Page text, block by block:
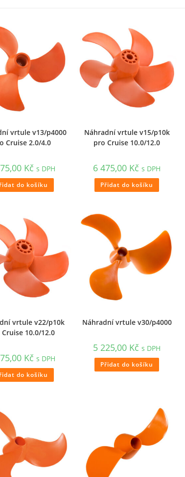
vrtule v13/p4000
Cruise 2.0/4.0
Kč s DPH
do košíku
Náhradní vrtule v15/p10k
pro Cruise 10.0/12.0
6 475,00 Kč s DPH
Přidat do košíku
vrtule v22/p10k
10.0/12.0
Kč s DPH
do košíku
Náhradní vrtule v30/p4000
5 225,00 Kč s DPH
Přidat do košíku